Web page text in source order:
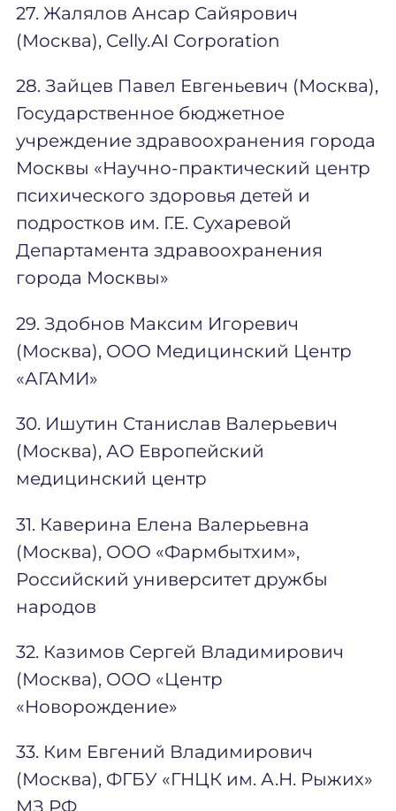
27. Жалялов Ансар Сайярович
(Москва), Celly.AI Corporation
28. Зайцев Павел Евгеньевич (Москва),
Государственное бюджетное
учреждение здравоохранения города
Москвы «Научно-практический центр
психического здоровья детей и
подростков им. Г.Е. Сухаревой
Департамента здравоохранения
города Москвы»
29. Здобнов Максим Игоревич
(Москва), ООО Медицинский Центр
«АГАМИ»
30. Ишутин Станислав Валерьевич
(Москва), АО Европейский
медицинский центр
31. Каверина Елена Валерьевна
(Москва), ООО «Фармбытхим»,
Российский университет дружбы
народов
32. Казимов Сергей Владимирович
(Москва), ООО «Центр
«Новорождение»
33. Ким Евгений Владимирович
(Москва), ФГБУ «ГНЦК им. А.Н. Рыжих»
МЗ РФ